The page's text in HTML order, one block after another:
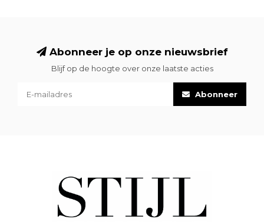
Abonneer je op onze nieuwsbrief
Blijf op de hoogte over onze laatste acties
Abonneer